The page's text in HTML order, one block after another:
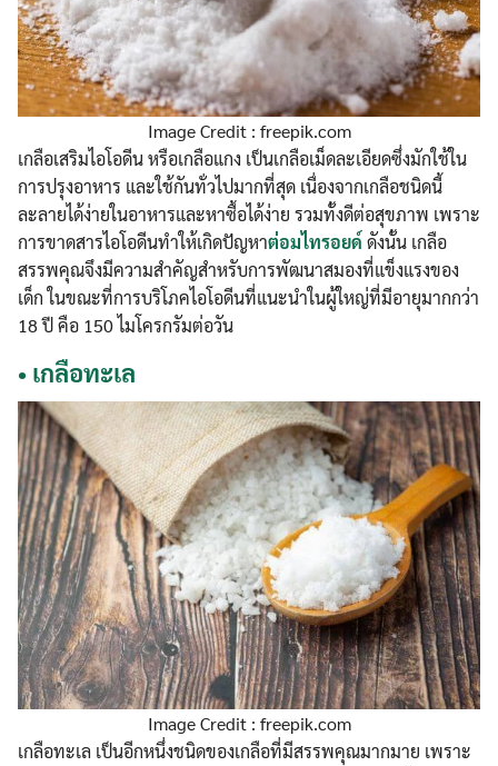
Image Credit : freepik.com
เกลือเสริมไอโอดีน หรือเกลือแกง เป็นเกลือเม็ดละเอียดซึ่งมักใช้ใน
การปรุงอาหาร และใช้กันทั่วไปมากที่สุด เนื่องจากเกลือชนิดนี้
ละลายได้ง่ายในอาหารและหาซื้อได้ง่าย รวมทั้งดีต่อสุขภาพ เพราะ
การขาดสารไอโอดีนทำให้เกิดปัญหาต่อมไทรอยด์ ดังนั้น เกลือ
สรรพคุณจึงมีความสำคัญสำหรับการพัฒนาสมองที่แข็งแรงของ
เด็ก ในขณะที่การบริโภคไอโอดีนที่แนะนำในผู้ใหญ่ที่มีอายุมากกว่า
18 ปี คือ 150 ไมโครกรัมต่อวัน
• เกลือทะเล
Image Credit : freepik.com
เกลือทะเล เป็นอีกหนึ่งชนิดของเกลือที่มีสรรพคุณมากมาย เพราะ